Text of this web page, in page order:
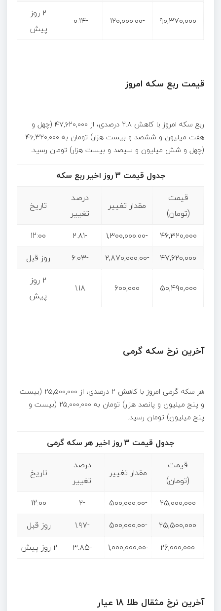
۹۰,۳۷۰,۰۰۰ -۱۲۰,۰۰۰.۰۰ -۰.۱۴
۲ روز
پیش
قیمت ربع سکه امروز
ربع سکه امروز با کاهش ۲.۸ درصدی، از ۴۷,۶۲۰,۰۰۰ (چهل و
هفت میلیون و ششصد و بیست هزار) تومان به ۴۶,۳۲۰,۰۰۰
(چهل و شش میلیون و سیصد و بیست هزار) تومان رسید.
جدول قیمت 3 روز اخیر ربع سکه
قیمت
(تومان)
مقدار تغییر
درصد
تغییر
تاریخ
۴۶,۳۲۰,۰۰۰ -۱,۳۰۰,۰۰۰.۰۰ -۲.۸۱
12:00
۴۷,۶۲۰,۰۰۰
-۲,۸۷۰,۰۰۰.۰۰ -۶.۰۳ روز قبل
۵۰,۴۹۰,۰۰۰ ۶۰۰,۰۰۰ ۱.۱۸
۲ روز
پیش
آخرین نرخ سکه گرمی
هر سکه گرمی امروز با کاهش ۲ درصدی، از ۲۵,۵۰۰,۰۰۰ (بیست
و پنج میلیون و پانصد هزار) تومان به ۲۵,۰۰۰,۰۰۰ (بیست و
پنج میلیون) تومان رسید.
جدول قیمت 3 روز اخیر هر سکه گرمی
قیمت
(تومان)
مقدار تغییر
درصد
تغییر
تاریخ
۲۵,۰۰۰,۰۰۰ -۵۰۰,۰۰۰.۰۰ -۲
12:00
۲۵,۵۰۰,۰۰۰
-۵۰۰,۰۰۰.۰۰ -۱.۹۷
روز قبل
۲۶,۰۰۰,۰۰۰
-۱,۰۰۰,۰۰۰.۰۰ -۳.۸۵ ۲ روز پیش
آخرین نرخ مثقال طلا 18 عیار